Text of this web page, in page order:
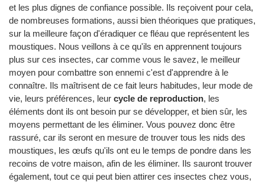
et les plus dignes de confiance possible. Ils reçoivent pour cela,
de nombreuses formations, aussi bien théoriques que pratiques,
sur la meilleure façon d'éradiquer ce fléau que représentent les
moustiques. Nous veillons à ce qu'ils en apprennent toujours
plus sur ces insectes, car comme vous le savez, le meilleur
moyen pour combattre son ennemi c'est d'apprendre à le
connaître. Ils maîtrisent de ce fait leurs habitudes, leur mode de
vie, leurs préférences, leur cycle de reproduction, les
éléments dont ils ont besoin pur se développer, et bien sûr, les
moyens permettant de les éliminer. Vous pouvez donc être
rassuré, car ils seront en mesure de trouver tous les nids des
moustiques, les œufs qu'ils ont eu le temps de pondre dans les
recoins de votre maison, afin de les éliminer. Ils sauront trouver
également, tout ce qui peut bien attirer ces insectes chez vous,